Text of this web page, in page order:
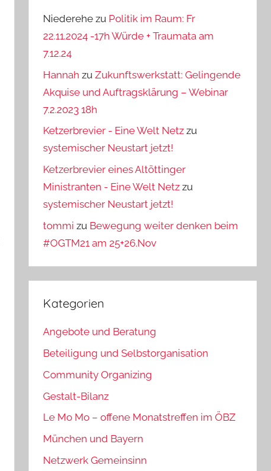
Niederehe zu Politik im Raum: Fr
22.11.2024 -17h Würde + Traumata am
7.12.24
Hannah zuZukunftswerkstatt: Gelingende
Akquise und Auftragsklärung – Webinar
7.2.2023 18h
Ketzerbrevier - Eine Welt Netz zu
systemischer Neustart jetzt!
Ketzerbrevier eines Altöttinger
Ministranten - Eine Welt Netz zu
systemischer Neustart jetzt!
tommi zu Bewegung weiter denken beim
#OGTM21 am 25+26.Nov
Kategorien
Angebote und Beratung
Beteiligung und Selbstorganisation
Community Organizing
Gestalt-Bilanz
Le Mo Mo – offene Monatstreffen im ÖBZ
München und Bayern
Netzwerk Gemeinsinn